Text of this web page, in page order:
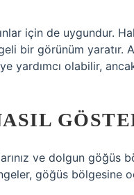
için de uygundur.
bir görünüm yaratır.
yardımcı olabilir,
ve dolgun
göğüs bölgesine